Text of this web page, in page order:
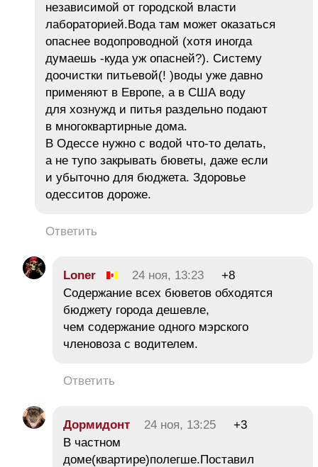
независимой от городской власти
лабораторией.Вода там может оказаться
опаснее водопроводной (хотя иногда
думаешь -куда уж опасней?). Систему
доочистки питьевой(! )воды уже давно
применяют в Европе, а в США воду
для хознужд и питья раздельно подают
в многоквартирные дома.
В Одессе нужно с водой что-то делать,
а не тупо закрывать бюветы, даже если
и убыточно для бюджета. Здоровье
одесситов дороже.
Ответить
Loner 24 ноя, 13:23
+8
Содержание всех бюветов обходятся
бюджету города дешевле,
чем содержание одного мэрского
членовоза с водителем.
Ответить
Дормидонт 24 ноя, 13:25
+3
В частном
доме(квартире)полегше.Поставил